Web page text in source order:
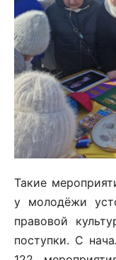
Такие
у молодёжи
правовой
поступки. С